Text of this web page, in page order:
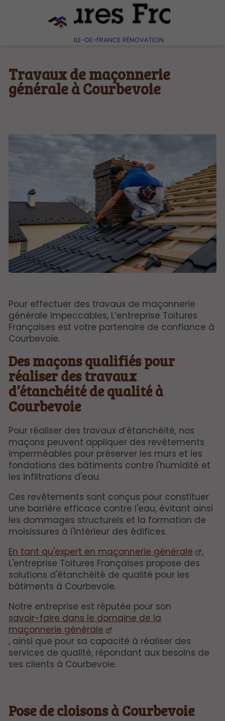
ILE-DE-FRANCE RÉNOVATION
Travaux de maçonnerie
générale à Courbevoie
Pour effectuer des travaux de maçonnerie
générale impeccables, L’entreprise Toitures
Françaises est votre partenaire de confiance à
Courbevoie.
Des maçons qualifiés pour
réaliser des travaux
d’étanchéité de qualité à
Courbevoie
Pour réaliser des travaux d’étanchéité, nos
maçons peuvent appliquer des revêtements
imperméables pour préserver les murs et les
fondations des bâtiments contre l'humidité et
les infiltrations d'eau.
Ces revêtements sont conçus pour constituer
une barrière efficace contre l'eau, évitant ainsi
les dommages structurels et la formation de
moisissures à l'intérieur des édifices.
En tant qu'expert en maçonnerie générale
,
L'entreprise Toitures Françaises propose des
solutions d'étanchéité de qualité pour les
bâtiments à Courbevoie.
Notre entreprise est réputée pour son
savoir-faire dans le domaine de la
maçonnerie générale
, ainsi que pour sa capacité à réaliser des
services de qualité, répondant aux besoins de
ses clients à Courbevoie.
Pose de cloisons à Courbevoie